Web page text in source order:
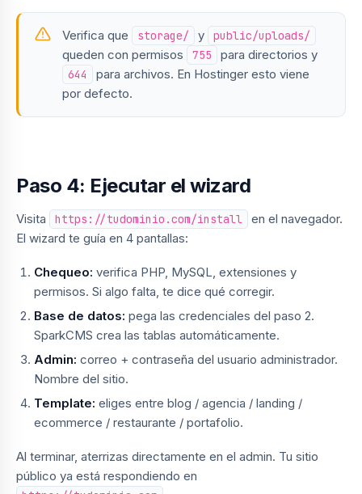
Verifica que storage/ y public/uploads/
queden con permisos 755 para directorios y
644
para archivos. En Hostinger esto viene
por defecto.
Paso 4: Ejecutar el wizard
Visita https://tudominio.com/install
en el navegador.
El wizard te guía en 4 pantallas:
Chequeo: verifica PHP, MySQL, extensiones y
permisos. Si algo falta, te dice qué corregir.
Base de datos: pega las credenciales del paso 2.
SparkCMS crea las tablas automáticamente.
Admin: correo + contraseña del usuario administrador.
Nombre del sitio.
Template: eliges entre blog / agencia / landing /
ecommerce / restaurante / portafolio.
Al terminar, aterrizas directamente en el admin. Tu sitio
público ya está respondiendo en